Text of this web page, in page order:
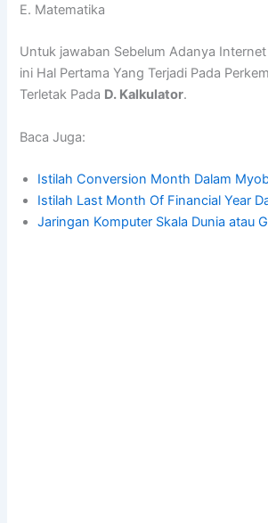
E. Matematika
Untuk jawaban Sebelum Adanya
ini Hal Pertama Yang Terjadi Pada
Terletak Pada D. Kalkulator.
Baca Juga:
Istilah Conversion Month Dalam
Istilah Last Month Of Financial Year
Jaringan Komputer Skala Dunia atau